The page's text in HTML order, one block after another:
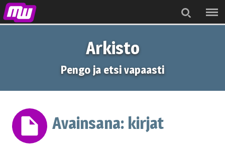
Arkisto
Pengo ja etsi vapaasti
Avainsana: kirjat